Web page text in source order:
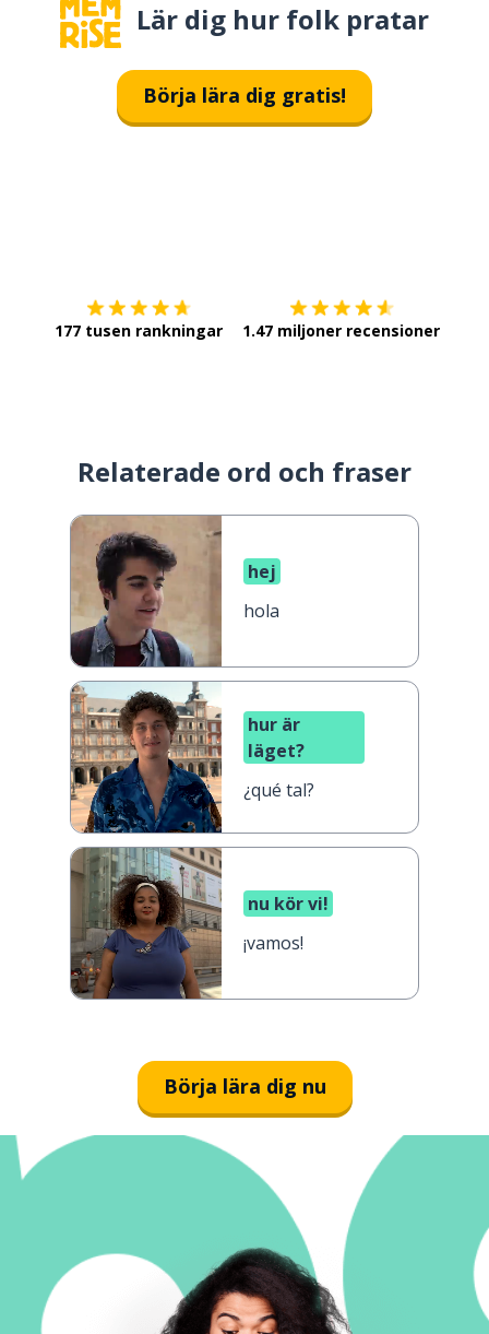
Lär dig hur folk pratar
Börja lära dig gratis!
177 tusen rankningar 1.47 miljoner recensioner
Relaterade ord och fraser
hej
hola
hur är
läget?
¿qué tal?
nu kör vi!
¡vamos!
Börja lära dig nu